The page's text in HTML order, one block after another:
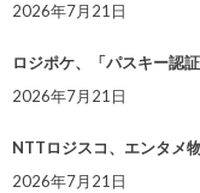
2026年7月21日
ロジポケ、「パスキー認
2026年7月21日
NTTロジスコ、エンタメ
2026年7月21日